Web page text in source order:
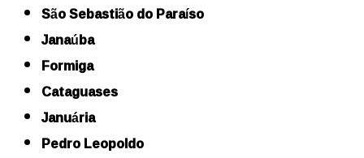
São Sebastião do Paraíso
Janaúba
Formiga
Cataguases
Januária
Pedro Leopoldo